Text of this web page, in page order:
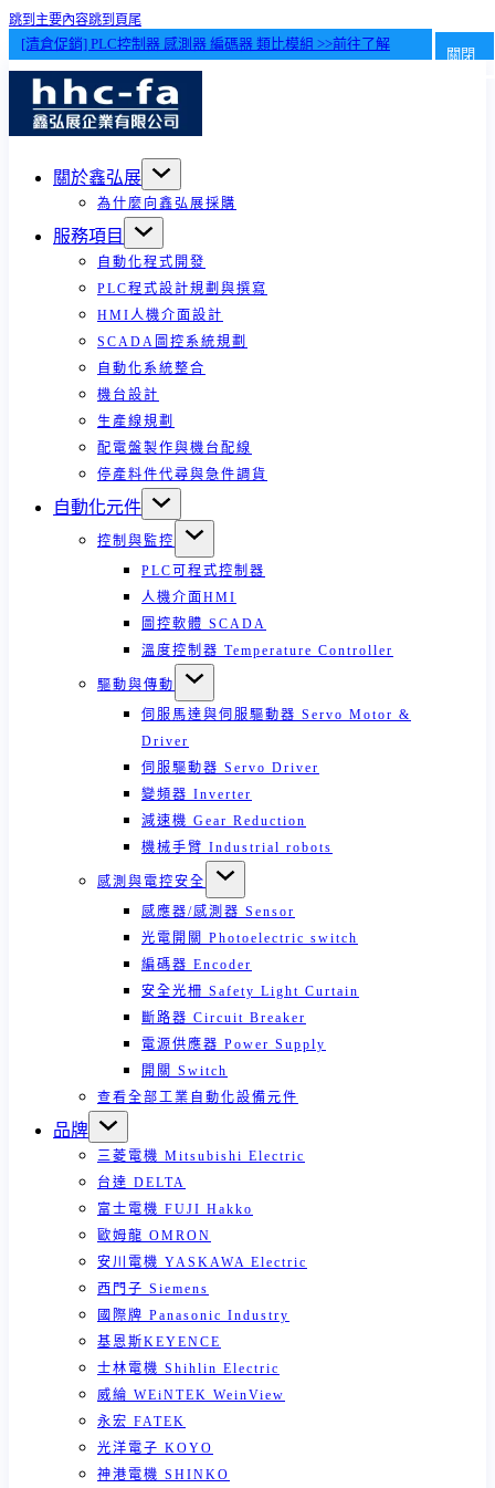
跳到主要內容跳到頁尾
[清倉促銷] PLC控制器 感測器 編碼器 類比模組 >>前往了解
關閉
關於鑫弘展
為什麼向鑫弘展採購
服務項目
自動化程式開發
PLC程式設計規劃與撰寫
HMI人機介面設計
SCADA圖控系統規劃
自動化系統整合
機台設計
生產線規劃
配電盤製作與機台配線
停產料件代尋與急件調貨
自動化元件
控制與監控
PLC可程式控制器
人機介面HMI
圖控軟體 SCADA
溫度控制器 Temperature Controller
驅動與傳動
伺服馬達與伺服驅動器 Servo Motor &
Driver
伺服驅動器 Servo Driver
變頻器 Inverter
減速機 Gear Reduction
機械手臂 Industrial robots
感測與電控安全
感應器/感測器 Sensor
光電開關 Photoelectric switch
編碼器 Encoder
安全光柵 Safety Light Curtain
斷路器 Circuit Breaker
電源供應器 Power Supply
開關 Switch
查看全部工業自動化設備元件
品牌
三菱電機 Mitsubishi Electric
台達 DELTA
富士電機 FUJI Hakko
歐姆龍 OMRON
安川電機 YASKAWA Electric
西門子 Siemens
國際牌 Panasonic Industry
基恩斯KEYENCE
士林電機 Shihlin Electric
威綸 WEiNTEK WeinView
永宏 FATEK
光洋電子 KOYO
神港電機 SHINKO